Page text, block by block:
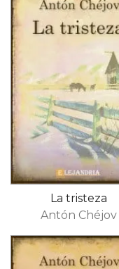
La tristeza
Antón Chéjov